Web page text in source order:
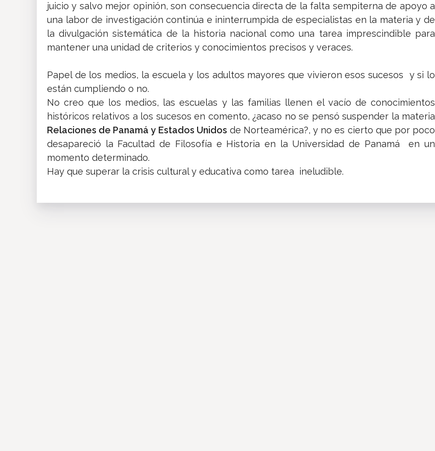
juicio y salvo mejor opinión, son consecuencia directa de la falta sempiterna de apoyo a
una labor de investigación continúa e ininterrumpida de especialistas en la materia y de
la divulgación sistemática de la historia nacional como una tarea imprescindible para
mantener una unidad de criterios y conocimientos precisos y veraces.
Papel de los medios, la escuela y los adultos mayores que vivieron esos sucesos y si lo
están cumpliendo o no.
No creo que los medios, las escuelas y las familias llenen el vacío de conocimientos
históricos relativos a los sucesos en comento, ¿acaso no se pensó suspender la materia
Relaciones de Panamá y Estados Unidos de Norteamérica?, y no es cierto que por poco
desapareció la Facultad de Filosofía e Historia en la Universidad de Panamá en un
momento determinado.
Hay que superar la crisis cultural y educativa como tarea ineludible.